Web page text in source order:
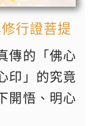
行證菩提
傳的「佛心
印」的究竟
開悟、明心